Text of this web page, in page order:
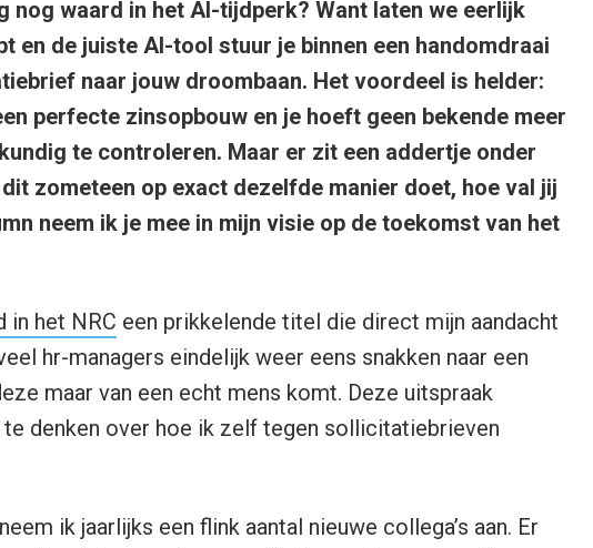
waard in het AI-tijdperk? Want laten we eerlijk
en de juiste AI-tool stuur je binnen een handomdraai
naar jouw droombaan. Het voordeel is helder:
perfecte zinsopbouw en je hoeft geen bekende meer
te controleren. Maar er zit een addertje onder
zometeen op exact dezelfde manier doet, hoe val jij
neem ik je mee in mijn visie op de toekomst van het
in het NRC een prikkelende titel die direct mijn aandacht
hr-managers eindelijk weer eens snakken naar een
maar van een echt mens komt. Deze uitspraak
denken over hoe ik zelf tegen sollicitatiebrieven
ik jaarlijks een flink aantal nieuwe collega’s aan. Er